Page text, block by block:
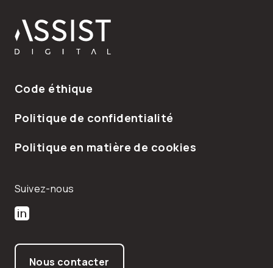
Pied de page
Code éthique
Politique de confidentialité
Politique en matière de cookies
Suivez-nous
Nous contacter